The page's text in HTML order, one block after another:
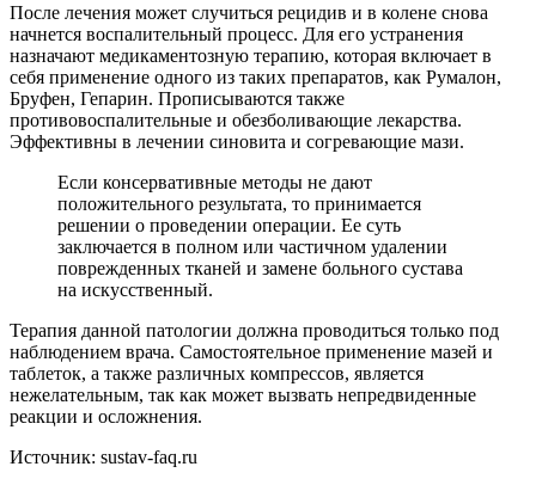
После лечения может случиться рецидив и в колене снова
начнется воспалительный процесс. Для его устранения
назначают медикаментозную терапию, которая включает в
себя применение одного из таких препаратов, как Румалон,
Бруфен, Гепарин. Прописываются также
противовоспалительные и обезболивающие лекарства.
Эффективны в лечении синовита и согревающие мази.
Если консервативные методы не дают
положительного результата, то принимается
решении о проведении операции. Ее суть
заключается в полном или частичном удалении
поврежденных тканей и замене больного сустава
на искусственный.
Терапия данной патологии должна проводиться только под
наблюдением врача. Самостоятельное применение мазей и
таблеток, а также различных компрессов, является
нежелательным, так как может вызвать непредвиденные
реакции и осложнения.
Источник: sustav-faq.ru